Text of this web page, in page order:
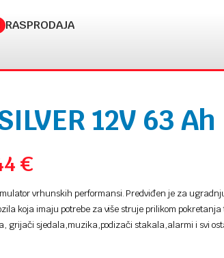
RASPRODAJA
12V 63 Ah
€
vrhunskih performansi. Predviđen je za
koja imaju potrebe za više struje prilikom
grijači sjedala,muzika,podizači stakala,alarmi i svi